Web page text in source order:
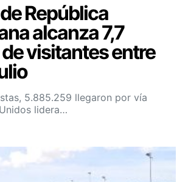
República
alcanza 7,7
visitantes entre
5.885.259 llegaron por vía
lidera…